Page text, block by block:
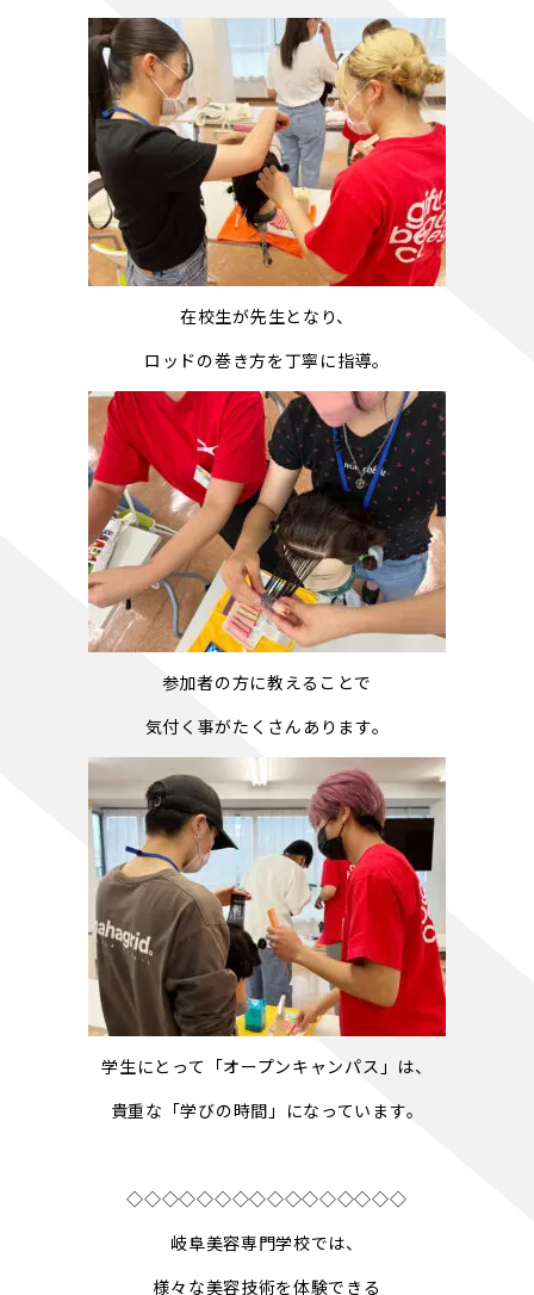
在校生が先生となり、
ロッドの巻き方を丁寧に指導。
参加者の方に教えることで
気付く事がたくさんあります。
学生にとって「オープンキャンパス」は、
貴重な「学びの時間」になっています。
◇◇◇◇◇◇◇◇◇◇◇◇◇◇◇◇
岐阜美容専門学校では、
様々な美容技術を体験できる